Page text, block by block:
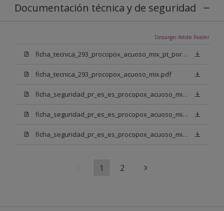
Documentación técnica y de seguridad
Descargar Adobe Reader
ficha_tecnica_293_procopox_acuoso_mix_pt_portugal.pdf
ficha_tecnica_293_procopox_acuoso_mix.pdf
ficha_seguridad_pr_es_es_procopox_acuoso_mix_bb.pdf
ficha_seguridad_pr_es_es_procopox_acuoso_mix_bm.pdf
ficha_seguridad_pr_es_es_procopox_acuoso_mix_bn.pdf
1 2